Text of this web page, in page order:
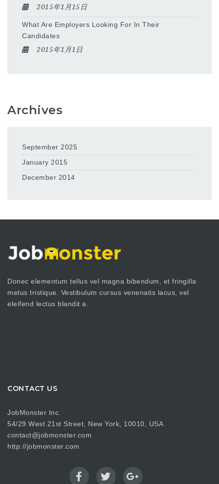
2015年1月15日
What Are Employers Looking For In Their
Candidates
2015年1月1日
Archives
September 2025
January 2015
December 2014
Donec elementum tellus vel magna bibendum, et fringilla
metus tristique. Vestibulum cursus venenatis lacus, vel
eleifend lectus blandit a.
CONTACT US
JobMonster Inc.
54/29 West 21st Street, New York, 10010, USA
contact@jobmonster.com
http://jobmonster.com